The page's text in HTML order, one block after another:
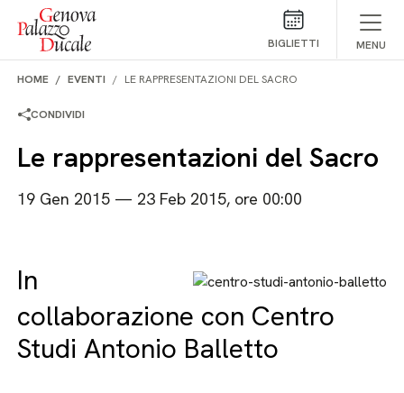
Salta al contenuto
BIGLIETTI MENU
HOME EVENTI LE RAPPRESENTAZIONI DEL SACRO
CONDIVIDI
Le rappresentazioni del Sacro
19 Gen 2015 — 23 Feb 2015, ore 00:00
In
collaborazione con Centro
Studi Antonio Balletto